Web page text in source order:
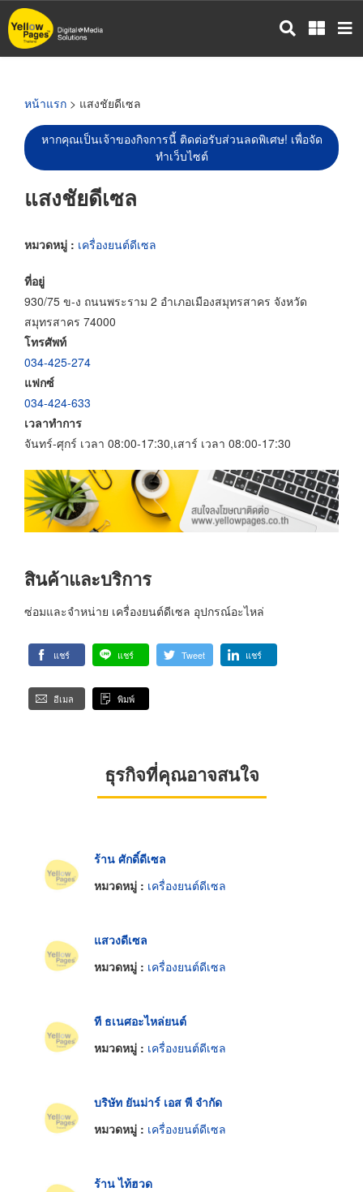
ข้าม
ไป
หน้าแรก > แสงชัยดีเซล
หากคุณเป็นเจ้าของกิจการนี้ ติดต่อรับส่วนลดพิเศษ! เพื่อจัด
ทำเว็บไซต์
แสงชัยดีเซล
หมวดหมู่ : เครื่องยนต์ดีเซล
ที่อยู่
930/75 ข-ง ถนนพระราม 2 อำเภอเมืองสมุทรสาคร จังหวัด
สมุทรสาคร 74000
โทรศัพท์
034-425-274
แฟกซ์
034-424-633
เวลาทำการ
จันทร์-ศุกร์ เวลา 08:00-17:30,เสาร์ เวลา 08:00-17:30
สินค้าและบริการ
ซ่อมและจำหน่าย เครื่องยนต์ดีเซล อุปกรณ์อะไหล่
แชร์ แชร์ Tweet แชร์
อีเมล พิมพ์
ธุรกิจที่คุณอาจสนใจ
ร้าน ศักดิ์ดีเซล
หมวดหมู่ : เครื่องยนต์ดีเซล
แสวงดีเซล
หมวดหมู่ : เครื่องยนต์ดีเซล
ที ธเนศอะไหล่ยนต์
หมวดหมู่ : เครื่องยนต์ดีเซล
บริษัท ยันม่าร์ เอส พี จำกัด
หมวดหมู่ : เครื่องยนต์ดีเซล
ร้าน ไท้ฮวด